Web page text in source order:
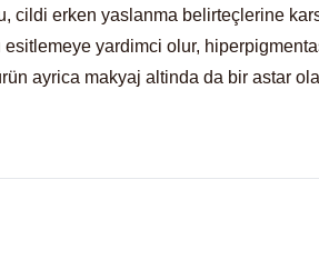
cildi erken yaslanma belirteçlerine
yardimci olur,
ayrica makyaj altinda da bir astar